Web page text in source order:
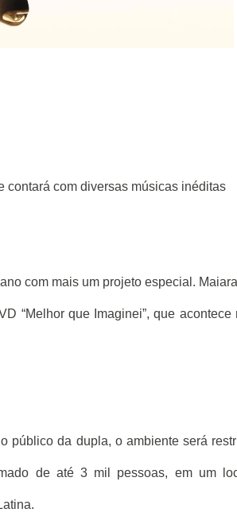
contará com diversas músicas inéditas
com mais um projeto especial.
“Melhor que Imaginei”, que acontece
público da dupla, o ambiente será
de até 3 mil pessoas, em um